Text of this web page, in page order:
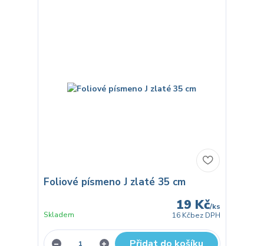
Foliové písmeno J zlaté 35 cm
19 Kč/ks
16 Kčbez DPH
Skladem